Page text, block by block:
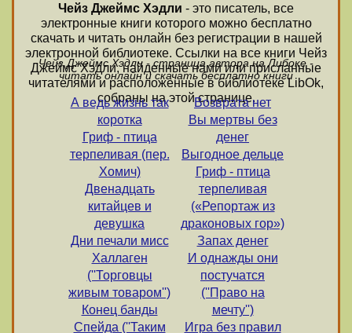
Чейз Джеймс Хэдли - это писатель, все
электронные книги которого можно бесплатно
скачать и читать онлайн без регистрации в нашей
электронной библиотеке. Ссылки на все книги Чейз
Джеймс Хэдли, найденные нами или присланные
читателями и расположенные в библиотеке LibOk,
собраны на этой странице.
Чейз Джеймс Хэдли - страница автора на Либоке -
читать онлайн и скачать бесплатно книги
А ведь жизнь так
коротка
Гриф - птица
терпеливая (пер.
Хомич)
Двенадцать
китайцев и
девушка
Дни печали мисс
Халлаген
(''Торговцы
живым товаром'')
Конец банды
Спейда (''Таким
Возврата нет
Вы мертвы без
денег
Выгодное дельце
Гриф - птица
терпеливая
(«Репортаж из
драконовых гор»)
Запах денег
И однажды они
постучатся
(''Право на
мечту'')
Игра без правил